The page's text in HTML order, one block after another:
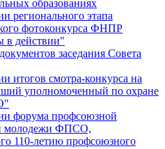
образованиях
регионального этапа
фотоконкурса ФНПР
в действии"
заседания Совета
итогов смотра-конкурса на
уполномоченный по охране
форума профсоюзной
молодежи ФПСО,
110-летию профсоюзного